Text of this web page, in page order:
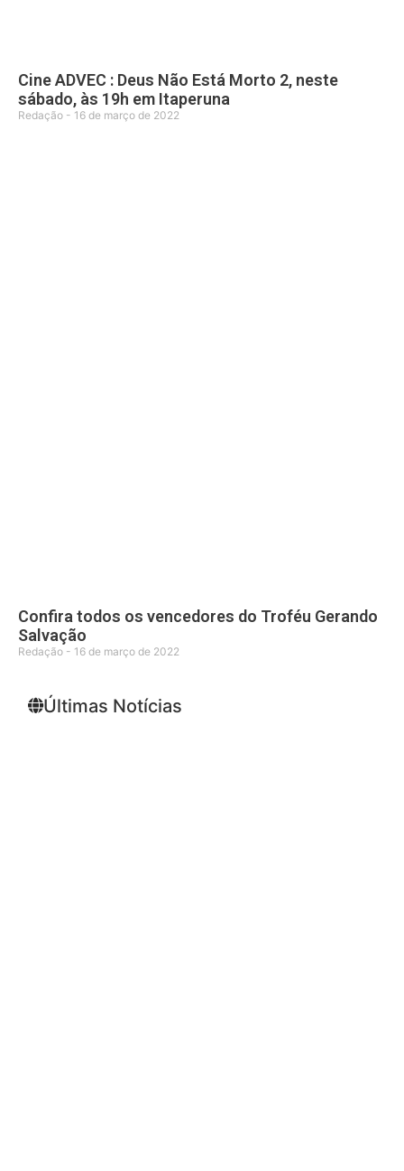
Cine ADVEC : Deus Não Está Morto 2, neste
sábado, às 19h em Itaperuna
Redação 16 de março de 2022
Confira todos os vencedores do Troféu Gerando
Salvação
Redação 16 de março de 2022
Últimas Notícias